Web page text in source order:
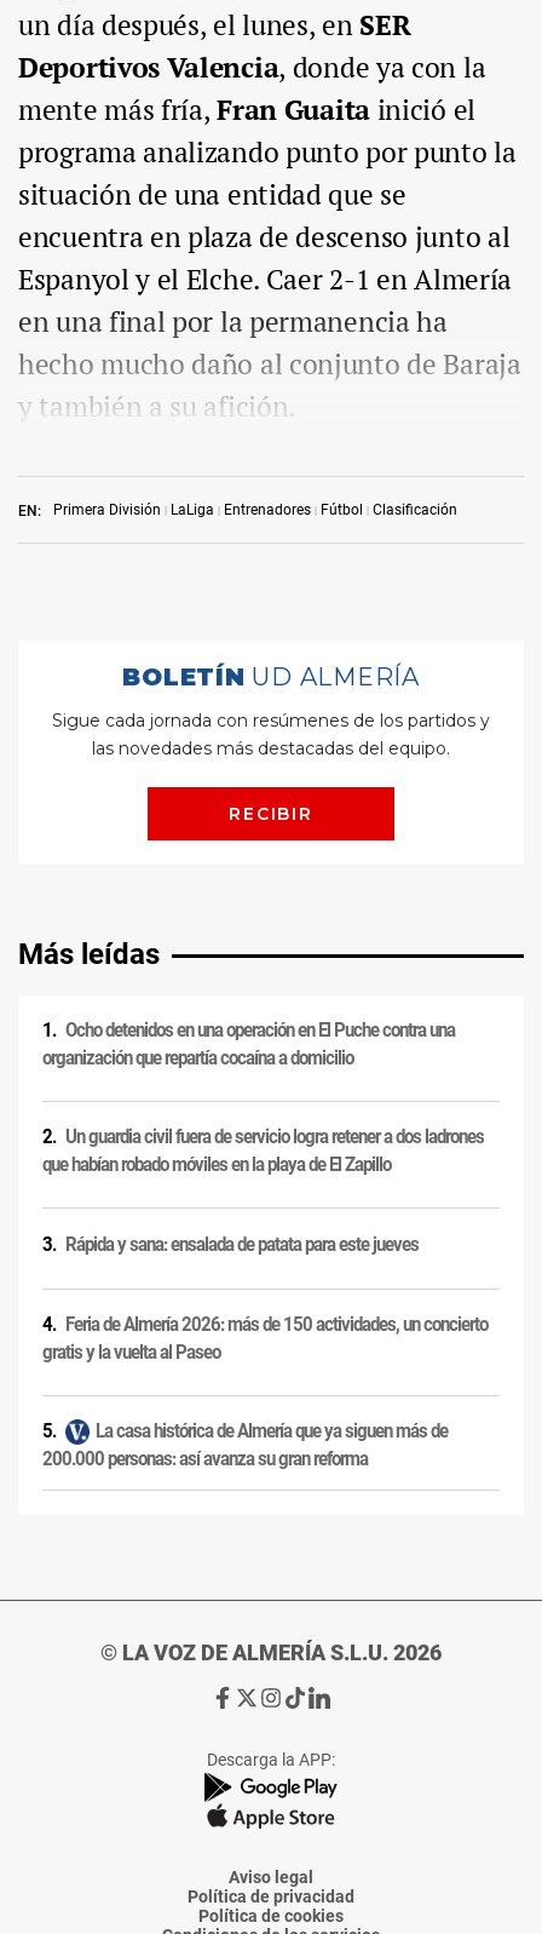
EN: Primera División LaLiga Entrenadores Fútbol Clasificación
un día después, el lunes, enSER
Deportivos Valencia, donde ya con la
mente más fría,Fran Guaitainició el
programa analizando punto por punto la
situación de una entidad que se
encuentra en plaza de descenso junto al
Espanyol y el Elche. Caer 2-1 en Almería
en una final por la permanencia ha
hecho mucho daño al conjunto de Baraja
y también a su afición.
Más leídas
Ocho detenidos en una operación en El Puche contra una
organización que repartía cocaína a domicilio
Un guardia civil fuera de servicio logra retener a dos ladrones
que habían robado móviles en la playa de El Zapillo
Rápida y sana: ensalada de patata para este jueves
Feria de Almería 2026: más de 150 actividades, un concierto
gratis y la vuelta al Paseo
La casa histórica de Almería que ya siguen más de
200.000 personas: así avanza su gran reforma
© LA VOZ DE ALMERÍA S.L.U. 2026
Ir
de
La
Voz
Almería
Ir
de
La
Voz
Almería
Ir
de
La
Voz
Almería
Ir
de
La
Voz
Almería
Ir
de
La
Voz
Descarga la APP:
Aviso legal
Política de privacidad
Política de cookies